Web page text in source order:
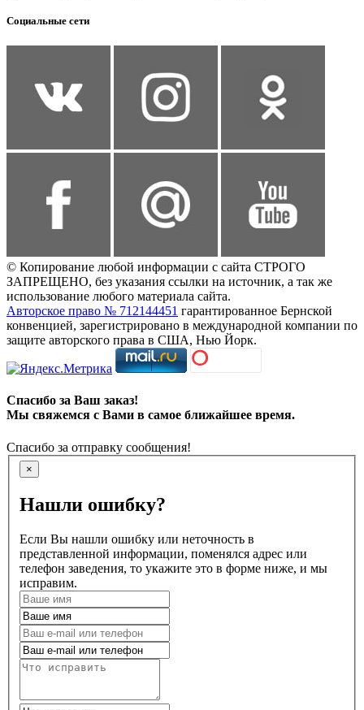
Социальные сети
© Копирование любой информации с сайта СТРОГО
ЗАПРЕЩЕНО, без указания ссылки на источник, а так же
использование любого материала сайта.
Авторское право № 712144451 гарантированное Бернской
конвенцией, зарегистрировано в международной компании по
защите авторского права в США, Нью Йорк.
Спасибо за Ваш заказ!
Мы свяжемся с Вами в самое ближайшее время.
Спасибо за отправку сообщения!
×
Нашли ошибку?
Если Вы нашли ошибку или неточность в
представленной информации, поменялся адрес или
телефон заведения, то укажите это в форме ниже, и мы
исправим.